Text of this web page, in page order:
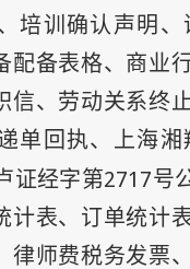
培训确认声明
配备表格、商业
信、劳动关系终
单回执、上海
证经字第2717号
计表、订单统计
律师费税务发票